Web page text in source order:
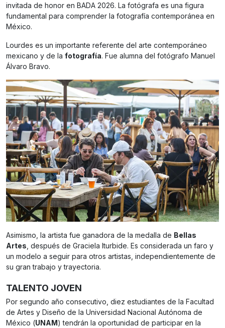
invitada de honor en BADA 2026. La fotógrafa es una figura
fundamental para comprender la fotografía contemporánea en
México.
Lourdes es un importante referente del arte contemporáneo
mexicano y de la fotografía. Fue alumna del fotógrafo Manuel
Álvaro Bravo.
Asimismo, la artista fue ganadora de la medalla de Bellas
Artes, después de Graciela Iturbide. Es considerada un faro y
un modelo a seguir para otros artistas, independientemente de
su gran trabajo y trayectoria.
TALENTO JOVEN
Por segundo año consecutivo, diez estudiantes de la Facultad
de Artes y Diseño de la Universidad Nacional Autónoma de
México (UNAM) tendrán la oportunidad de participar en la